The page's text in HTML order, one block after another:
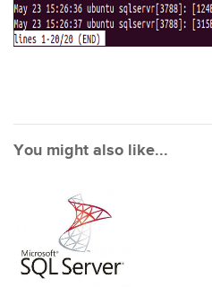
You might also like...